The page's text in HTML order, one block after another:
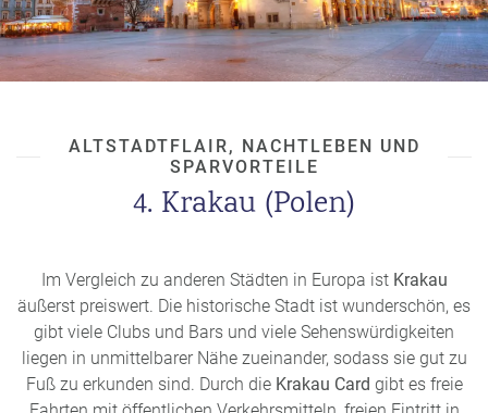
ALTSTADTFLAIR, NACHTLEBEN UND
SPARVORTEILE
4. Krakau (Polen)
Im Vergleich zu anderen Städten in Europa ist Krakau
äußerst preiswert. Die historische Stadt ist wunderschön, es
gibt viele Clubs und Bars und viele Sehenswürdigkeiten
liegen in unmittelbarer Nähe zueinander, sodass sie gut zu
Fuß zu erkunden sind. Durch die Krakau Card gibt es freie